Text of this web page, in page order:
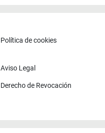
Política de cookies
Aviso Legal
Derecho de Revocación